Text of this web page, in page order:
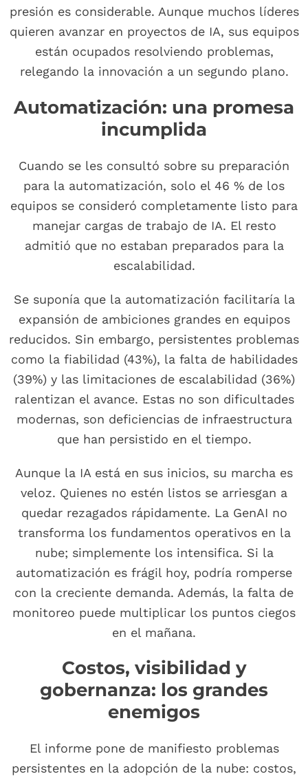
presión es considerable. Aunque muchos líderes
quieren avanzar en proyectos de IA, sus equipos
están ocupados resolviendo problemas,
relegando la innovación a un segundo plano.
Automatización: una promesa
incumplida
Cuando se les consultó sobre su preparación
para la automatización, solo el 46 % de los
equipos se consideró completamente listo para
manejar cargas de trabajo de IA. El resto
admitió que no estaban preparados para la
escalabilidad.
Se suponía que la automatización facilitaría la
expansión de ambiciones grandes en equipos
reducidos. Sin embargo, persistentes problemas
como la fiabilidad (43%), la falta de habilidades
(39%) y las limitaciones de escalabilidad (36%)
ralentizan el avance. Estas no son dificultades
modernas, son deficiencias de infraestructura
que han persistido en el tiempo.
Aunque la IA está en sus inicios, su marcha es
veloz. Quienes no estén listos se arriesgan a
quedar rezagados rápidamente. La GenAI no
transforma los fundamentos operativos en la
nube; simplemente los intensifica. Si la
automatización es frágil hoy, podría romperse
con la creciente demanda. Además, la falta de
monitoreo puede multiplicar los puntos ciegos
en el mañana.
Costos, visibilidad y
gobernanza: los grandes
enemigos
El informe pone de manifiesto problemas
persistentes en la adopción de la nube: costos,